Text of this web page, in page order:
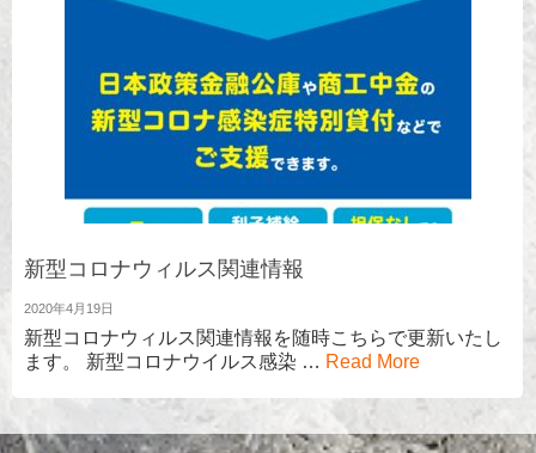
新型コロナウィルス関連情報
2020年4月19日
新型コロナウィルス関連情報を随時こちらで更新いたし
ます。 新型コロナウイルス感染 … Read More